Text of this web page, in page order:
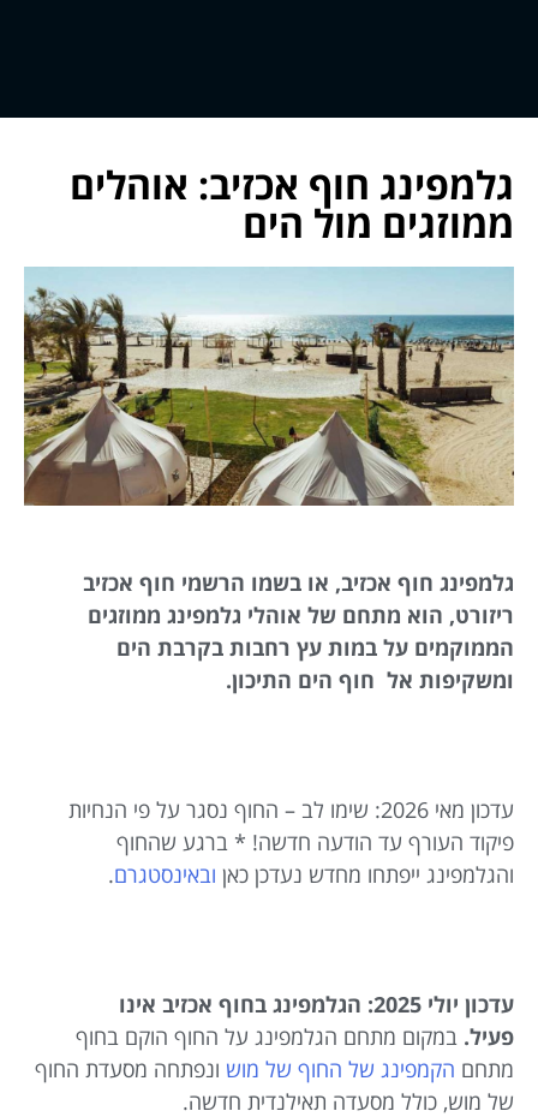
גלמפינג חוף אכזיב: אוהלים
ממוזגים מול הים
גלמפינג חוף אכזיב, או בשמו הרשמי חוף אכזיב
ריזורט, הוא מתחם של אוהלי גלמפינג ממוזגים
הממוקמים על במות עץ רחבות בקרבת הים
ומשקיפות אל חוף הים התיכון.
עדכון מאי 2026: שימו לב – החוף נסגר על פי הנחיות
פיקוד העורף עד הודעה חדשה! * ברגע שהחוף
והגלמפינג ייפתחו מחדש נעדכן כאן ובאינסטגרם.
עדכון יולי 2025: הגלמפינג בחוף אכזיב אינו
פעיל. במקום מתחם הגלמפינג על החוף הוקם בחוף
מתחם הקמפינג של החוף של מוש ונפתחה מסעדת החוף
של מוש, כולל מסעדה תאילנדית חדשה.